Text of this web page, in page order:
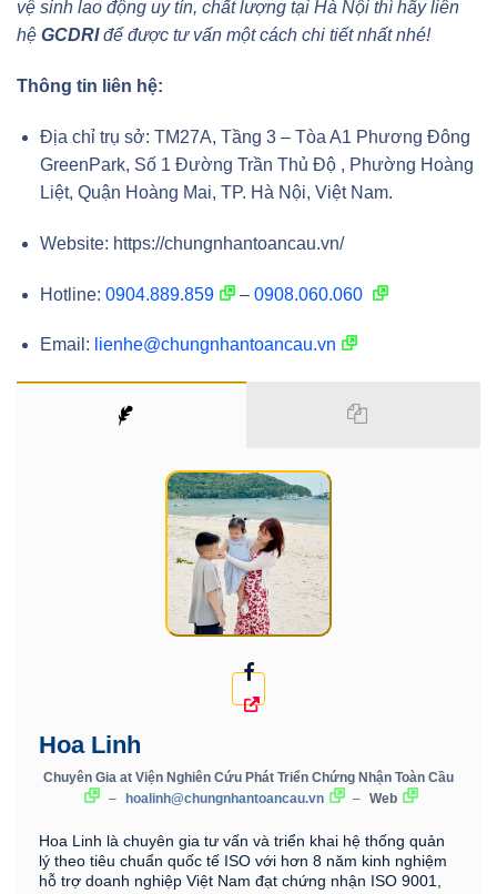
vệ sinh lao động uy tín, chất lượng tại Hà Nội thì hãy liên
hệ GCDRIđể được tư vấn một cách chi tiết nhất nhé!
Thông tin liên hệ:
Địa chỉ trụ sở: TM27A, Tầng 3 – Tòa A1 Phương Đông
GreenPark, Số 1 Đường Trần Thủ Độ , Phường Hoàng
Liệt, Quận Hoàng Mai, TP. Hà Nội, Việt Nam.
Website: https://chungnhantoancau.vn/
Hotline: 0904.889.859 – 0908.060.060
Email: lienhe@chungnhantoancau.vn
Hoa Linh
Chuyên Gia at Viện Nghiên Cứu Phát Triển Chứng Nhận Toàn Cầu
–
hoalinh@chungnhantoancau.vn – Web
Hoa Linh là chuyên gia tư vấn và triển khai hệ thống quản
lý theo tiêu chuẩn quốc tế ISO với hơn 8 năm kinh nghiệm
hỗ trợ doanh nghiệp Việt Nam đạt chứng nhận ISO 9001,